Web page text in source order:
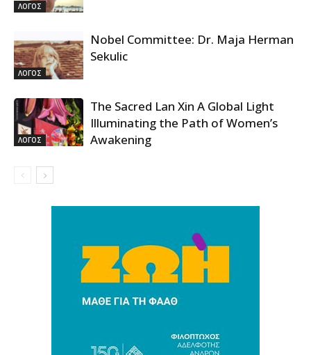
ΛΟΓΟΣ
ΛΟΓΟΣ
Nobel Committee: Dr. Maja Herman
Sekulic
ΛΟΓΟΣ
The Sacred Lan Xin A Global Light
Illuminating the Path of Women’s
Awakening